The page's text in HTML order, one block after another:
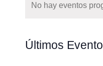
No hay eventos
Últimos